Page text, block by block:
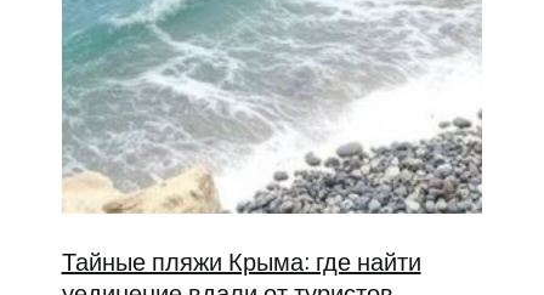
Тайные пляжи Крыма: где найти